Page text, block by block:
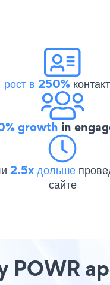
рост в 250%
growth in
2.5x дольше
сайте
POWR